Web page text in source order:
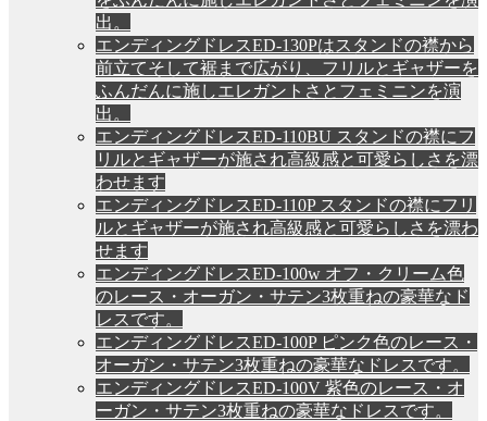
出。
エンディングドレスED-130Pはスタンドの襟から
前立てそして裾まで広がり、フリルとギャザーを
ふんだんに施しエレガントさとフェミニンを演
出。
エンディングドレスED-110BU スタンドの襟にフ
リルとギャザーが施され高級感と可愛らしさを漂
わせます
エンディングドレスED-110P スタンドの襟にフリ
ルとギャザーが施され高級感と可愛らしさを漂わ
せます
エンディングドレスED-100w オフ・クリーム色
のレース・オーガン・サテン3枚重ねの豪華なド
レスです。
エンディングドレスED-100P ピンク色のレース・
オーガン・サテン3枚重ねの豪華なドレスです。
エンディングドレスED-100V 紫色のレース・オ
ーガン・サテン3枚重ねの豪華なドレスです。